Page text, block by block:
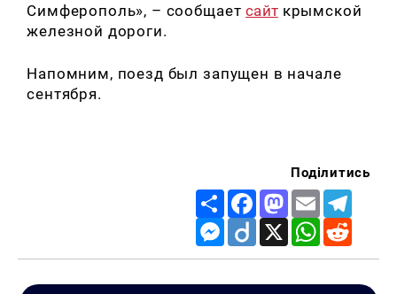
Симферополь», – сообщаетсайткрымской
железной дороги.
Напомним, поезд был запущен в начале
сентября.
Поділитись
Share FacebookMastodon
Email
Messenger
Diigo X WhatsApp